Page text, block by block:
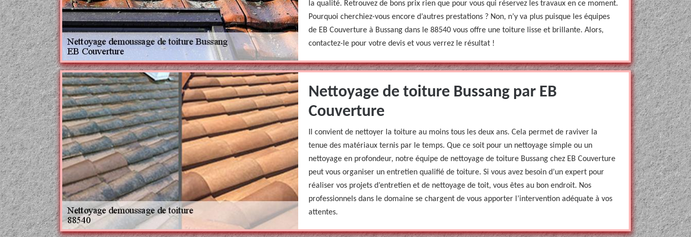
la qualité. Retrouvez de bons prix rien que pour vous qui réservez les travaux en ce moment.
Pourquoi cherchiez-vous encore d’autres prestations ? Non, n’y va plus puisque les équipes
de EB Couverture à Bussang dans le 88540 vous offre une toiture lisse et brillante. Alors,
contactez-le pour votre devis et vous verrez le résultat !
Nettoyage de toiture Bussang par EB
Couverture
Il convient de nettoyer la toiture au moins tous les deux ans. Cela permet de raviver la
tenue des matériaux ternis par le temps. Que ce soit pour un nettoyage simple ou un
nettoyage en profondeur, notre équipe de nettoyage de toiture Bussang chez EB Couverture
peut vous organiser un entretien qualifié de toiture. Si vous avez besoin d’un expert pour
réaliser vos projets d’entretien et de nettoyage de toit, vous êtes au bon endroit. Nos
professionnels dans le domaine se chargent de vous apporter l’intervention adéquate à vos
attentes.